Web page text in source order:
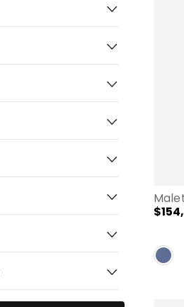
$154,